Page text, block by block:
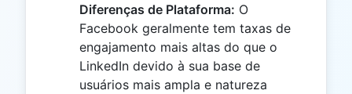
Diferenças de Plataforma: O
Facebook geralmente tem taxas de
engajamento mais altas do que o
LinkedIn devido à sua base de
usuários mais ampla e natureza